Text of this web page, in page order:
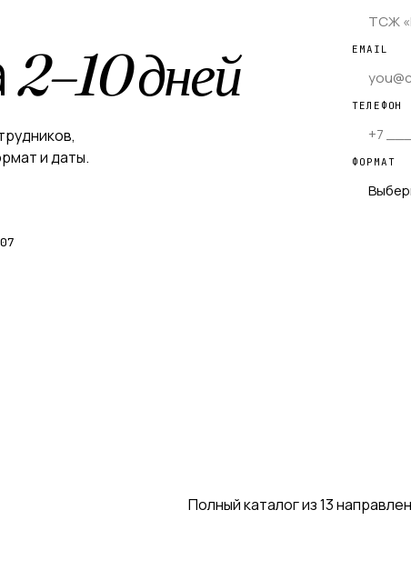
2–10 дней
и даты.
EMAIL
ТЕЛЕФОН
ФОРМАТ
Полный каталог из 13